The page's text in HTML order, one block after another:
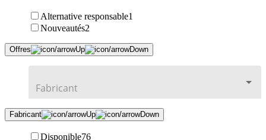
Alternative responsable1
Nouveautés2
Offres
Fabricant
Disponible76